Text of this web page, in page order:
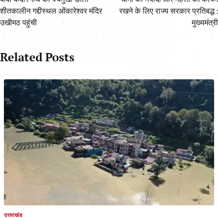
शीतकालीन गद्दीस्थल ओंकारेश्वर मंदिर
उखीमठ पहुंची
रखने के लिए राज्य सरकार प्रतिबद्ध :
मुख्यमंत्री
Related Posts
उत्तराखंड